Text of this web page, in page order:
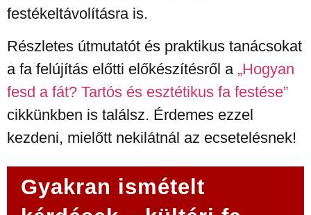
festékeltávolításra is.
Részletes útmutatót és praktikus tanácsokat
a fa felújítás előtti előkészítésről a „Hogyan
fesd a fát? Tartós és esztétikus fa festése”
cikkünkben is találsz. Érdemes ezzel
kezdeni, mielőtt nekilátnál az ecsetelésnek!
Gyakran ismételt